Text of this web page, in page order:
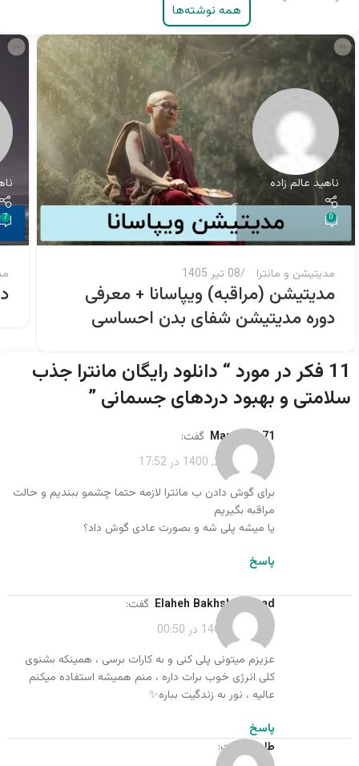
همه نوشته‌ها
ناهید عالم زاده
0
مدیتیشن و مانترا 08 تیر 1405
مدیتیشن (مراقبه) ویپاسانا + معرفی
دوره مدیتیشن شفای بدن احساسی
7
11 فکر در مورد “
دانلود رایگان مانترا جذب
سلامتی و بهبود دردهای جسمانی ”
maryaash71
گفت:
اردیبهشت 21, 1400 در 17:52
برای گوش دادن ب مانترا لازمه حتما چشمو ببندیم و حالت
مراقبه بگیریم
یا میشه پلی شه و بصورت عادی گوش داد؟
پاسخ
Elaheh Bakhshinezhad
گفت:
شهریور 1, 1400 در 00:50
عزیزم میتونی پلی کنی و به کارات برسی ، همینکه بشنوی
کلی انرژی خوب برات داره ، منم همیشه استفاده میکنم
عالیه ، نور به زندگیت بباره✨
پاسخ
طاهره
گفت: